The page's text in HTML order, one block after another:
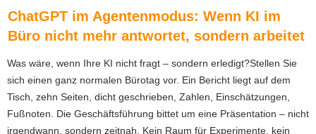
ChatGPT im Agentenmodus: Wenn KI im
Büro nicht mehr antwortet, sondern arbeitet
Was wäre, wenn Ihre KI nicht fragt – sondern erledigt?Stellen Sie
sich einen ganz normalen Bürotag vor. Ein Bericht liegt auf dem
Tisch, zehn Seiten, dicht geschrieben, Zahlen, Einschätzungen,
Fußnoten. Die Geschäftsführung bittet um eine Präsentation – nicht
irgendwann, sondern zeitnah. Kein Raum für Experimente, kein